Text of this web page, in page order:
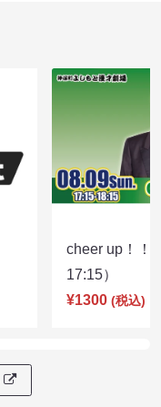
cheer up！
17:15）
¥1300 (税込)